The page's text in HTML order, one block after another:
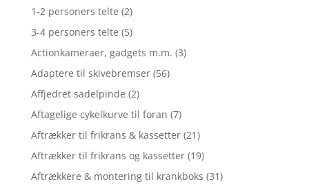
1-2 personers telte (2)
3-4 personers telte (5)
Actionkameraer, gadgets m.m. (3)
Adaptere til skivebremser (56)
Affjedret sadelpinde (2)
Aftagelige cykelkurve til foran (7)
Aftrækker til frikrans & kassetter (21)
Aftrækker til frikrans og kassetter (19)
Aftrækkere & montering til krankboks (31)